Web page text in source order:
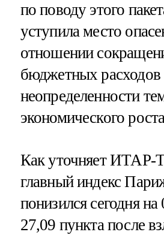
по поводу этого
уступила место
отношении
бюджетных расходов
неопределенности
экономического
Как уточняет
главный индекс
понизился сегодня
27,09 пункта после